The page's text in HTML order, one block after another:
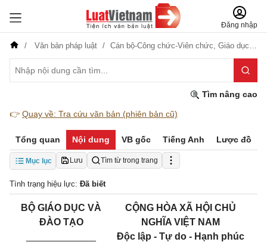
Đăng nhập
Văn bản pháp luật Cán bộ-Công chức-Viên chức, Giáo dục-Đào tạo-Dạy nghề
Tìm nâng cao
👉 Quay về: Tra cứu văn bản (phiên bản cũ)
Tổng quan Nội dung VB gốc Tiếng Anh Lược đồ
Mục lục Lưu Tìm từ trong trang
Tình trạng hiệu lực: Đã biết
BỘ GIÁO DỤC VÀ
ĐÀO TẠO
CỘNG HÒA XÃ HỘI CHỦ
NGHĨA VIỆT NAM
Độc lập - Tự do - Hạnh phúc